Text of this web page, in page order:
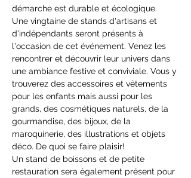
démarche est durable et écologique.
Une vingtaine de stands d'artisans et
d'indépendants seront présents à
l'occasion de cet événement. Venez les
rencontrer et découvrir leur univers dans
une ambiance festive et conviviale. Vous y
trouverez des accessoires et vêtements
pour les enfants mais aussi pour les
grands, des cosmétiques naturels, de la
gourmandise, des bijoux, de la
maroquinerie, des illustrations et objets
déco. De quoi se faire plaisir!
Un stand de boissons et de petite
restauration sera également présent pour